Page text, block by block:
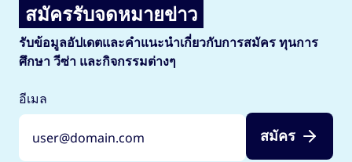
สมัครรับจดหมายข่าว
รับข้อมูลอัปเดตและคำแนะนำเกี่ยวกับการสมัคร ทุนการ
ศึกษา วีซ่า และกิจกรรมต่างๆ
อีเมล
สมัคร